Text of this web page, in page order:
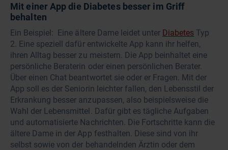
Mit einer App die Diabetes besser im Griff
behalten
Ein Beispiel: Eine ältere Dame leidet unter Diabetes Typ
2. Eine speziell dafür entwickelte App kann ihr helfen,
ihren Alltag besser zu meistern. Die App beinhaltet eine
persönliche Beraterin oder einen persönlichen Berater.
Über einen Chat beantwortet sie oder er Fragen. Mit der
App soll es der Seniorin leichter fallen, den Lebensstil der
Erkrankung besser anzupassen, also beispielsweise die
Wahl der Lebensmittel. Dafür gibt es tägliche Aufgaben
und automatisierte Nachrichten. Die Fortschritte kann die
ältere Dame in der App festhalten. Diese sind von ihr
selbst sowie von der behandelnden Ärztin oder dem